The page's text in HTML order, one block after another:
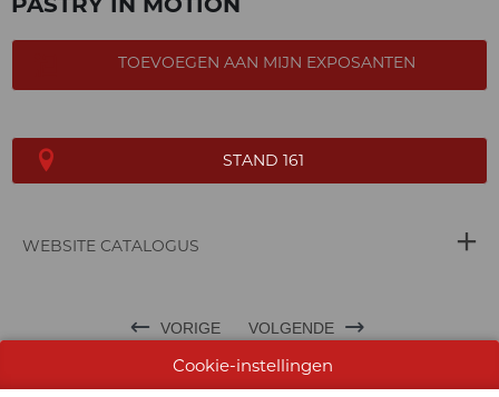
TOEVOEGEN AAN MIJN EXPOSANTEN
STAND 161
WEBSITE CATALOGUS
VORIGE VOLGENDE
Cookie-instellingen